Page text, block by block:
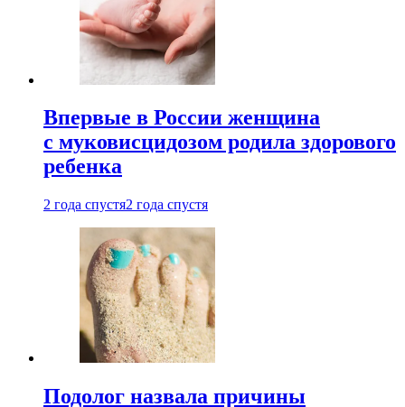
Впервые в России женщина
с муковисцидозом родила здорового
ребенка
2 года спустя2 года спустя
Подолог назвала причины